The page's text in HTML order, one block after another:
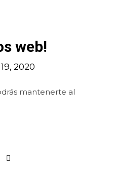
web!
2020
mantenerte al